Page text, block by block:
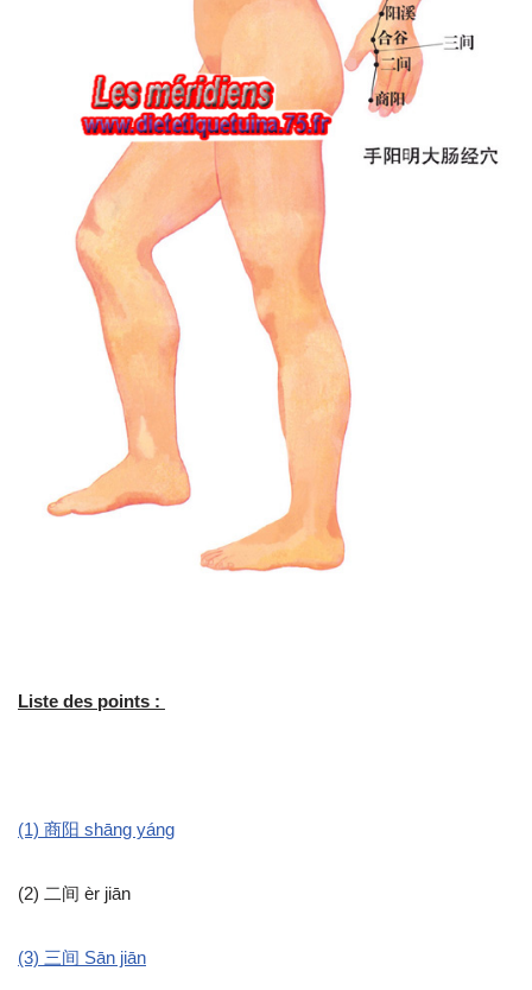
Liste des points :
(1) 商阳 shāng yáng
(2) 二间 èr jiān
(3) 三间 Sān jiān